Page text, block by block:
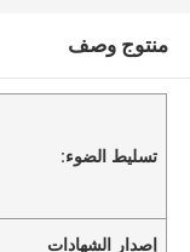
منتوج وصف
تسليط الضوء:
إصدار الشهادات